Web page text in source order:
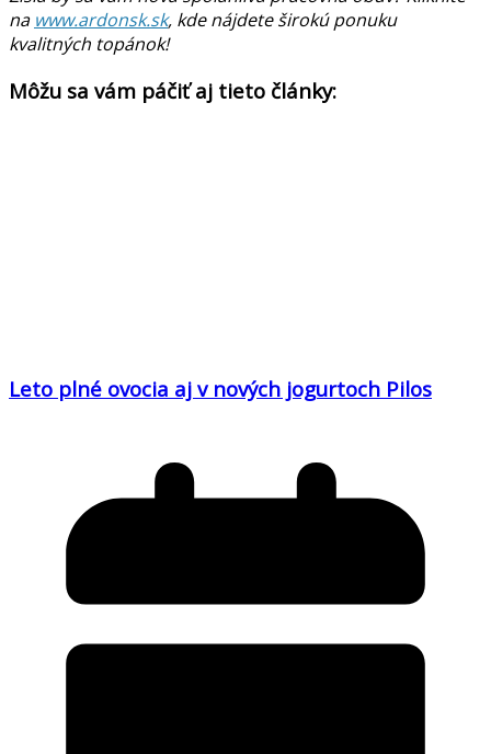
na www.ardonsk.sk, kde nájdete širokú ponuku
kvalitných topánok!
Môžu sa vám páčiť aj tieto články:
Leto plné ovocia aj v nových jogurtoch Pilos